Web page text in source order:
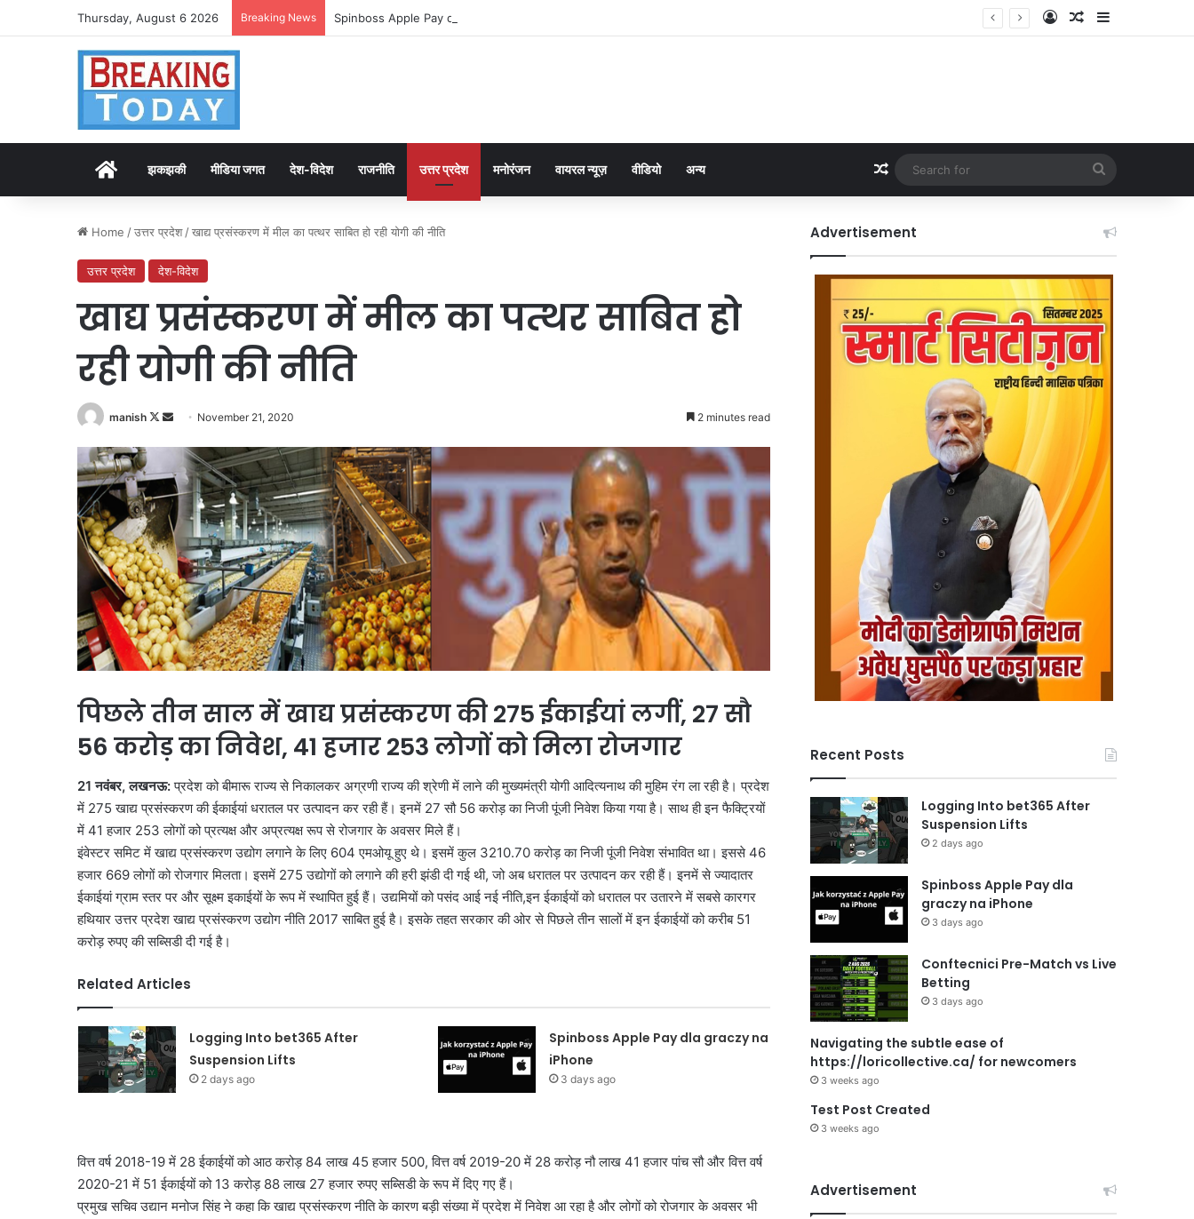
Thursday, August 6 2026 Breaking News Spinboss Apple Pay dla graczy na iPhone Log InRandom Article
Sidebar
Homeझकझकी मीडिया जगत देश-विदेश राजनीति उत्तर प्रदेश मनोरंजन वायरल न्यूज़ वीडियो अन्य Random Article
for
Home /उत्तर प्रदेश /खाद्य प्रसंस्करण में मील का पत्थर साबित हो रही योगी की नीति
उत्तर प्रदेश देश-विदेश
खाद्य प्रसंस्करण में मील का पत्थर साबित हो
रही योगी की नीति
manish
Follow
Send
email
November 21, 2020 2 minutes read
पिछले तीन साल में खाद्य प्रसंस्करण की 275 ईकाईयां लगीं, 27 सौ
56 करोड़ का निवेश, 41 हजार 253 लोगों को मिला रोजगार
21 नवंबर, लखनऊ:प्रदेश को बीमारू राज्य से निकालकर अग्रणी राज्य की श्रेणी में लाने की मुख्यमंत्री योगी आदित्यनाथ की मुहिम रंग ला रही है। प्रदेश
में 275 खाद्य प्रसंस्करण की ईकाईयां धरातल पर उत्पादन कर रही हैं। इनमें 27 सौ 56 करोड़ का निजी पूंजी निवेश किया गया है। साथ ही इन फैक्ट्रियों
में 41 हजार 253 लोगों को प्रत्यक्ष और अप्रत्यक्ष रूप से रोजगार के अवसर मिले हैं।
इंवेस्टर समिट में खाद्य प्रसंस्करण उद्योग लगाने के लिए 604 एमओयू हुए थे। इसमें कुल 3210.70 करोड़ का निजी पूंजी निवेश संभावित था। इससे 46
हजार 669 लोगों को रोजगार मिलता। इसमें 275 उद्योगों को लगाने की हरी झंडी दी गई थी, जो अब धरातल पर उत्पादन कर रही हैं। इनमें से ज्यादातर
ईकाईयां ग्राम स्तर पर और सूक्ष्म इकाईयों के रूप में स्थापित हुई हैं। उद्यमियों को पसंद आई नई नीति,इन ईकाईयों को धरातल पर उतारने में सबसे कारगर
हथियार उत्तर प्रदेश खाद्य प्रसंस्करण उद्योग नीति 2017 साबित हुई है। इसके तहत सरकार की ओर से पिछले तीन सालों में इन ईकाईयों को करीब 51
करोड़ रुपए की सब्सिडी दी गई है।
Related Articles
Logging Into bet365 After
Suspension Lifts
2 days ago
Spinboss Apple Pay dla graczy na
iPhone
3 days ago
वित्त वर्ष 2018-19 में 28 ईकाईयों को आठ करोड़ 84 लाख 45 हजार 500, वित्त वर्ष 2019-20 में 28 करोड़ नौ लाख 41 हजार पांच सौ और वित्त वर्ष
2020-21 में 51 ईकाईयों को 13 करोड़ 88 लाख 27 हजार रुपए सब्सिडी के रूप में दिए गए हैं।
प्रमुख सचिव उद्यान मनोज सिंह ने कहा कि खाद्य प्रसंस्करण नीति के कारण बड़ी संख्या में प्रदेश में निवेश आ रहा है और लोगों को रोजगार के अवसर भी
Advertisement
Recent Posts
Logging Into bet365 After
Suspension Lifts
2 days ago
Spinboss Apple Pay dla
graczy na iPhone
3 days ago
Conftecnici Pre-Match vs Live
Betting
3 days ago
Navigating the subtle ease of
https://loricollective.ca/ for newcomers
3 weeks ago
Test Post Created
3 weeks ago
Advertisement